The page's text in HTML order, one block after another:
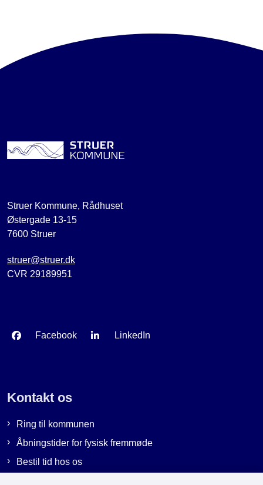
Struer Kommune, Rådhuset
Østergade 13-15
7600 Struer
struer@struer.dk
CVR 29189951
Facebook LinkedIn
Kontakt os
Ring til kommunen
Åbningstider for fysisk fremmøde
Bestil tid hos os